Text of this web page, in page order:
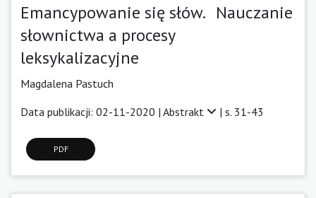
Emancypowanie się słów. Nauczanie
słownictwa a procesy
leksykalizacyjne
Magdalena Pastuch
Data publikacji: 02-11-2020 | Abstrakt | s. 31-43
PDF